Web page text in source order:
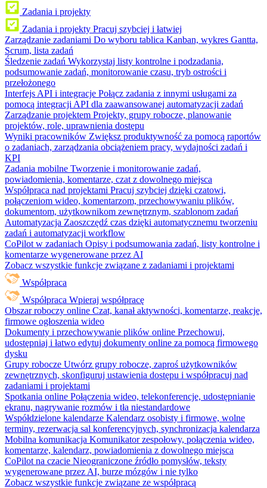
Zadania i projekty
Zadania i projekty Pracuj szybciej i łatwiej
Zarządzanie zadaniami Do wyboru tablica Kanban, wykres Gantta,
Scrum, lista zadań
Śledzenie zadań Wykorzystaj listy kontrolne i podzadania,
podsumowanie zadań, monitorowanie czasu, tryb ostrości i
przełożonego
Interfejs API i integracje Połącz zadania z innymi usługami za
pomocą integracji API dla zaawansowanej automatyzacji zadań
Zarządzanie projektem Projekty, grupy robocze, planowanie
projektów, role, uprawnienia dostępu
Wyniki pracowników Zwiększ produktywność za pomocą raportów
o zadaniach, zarządzania obciążeniem pracy, wydajności zadań i
KPI
Zadania mobilne Tworzenie i monitorowanie zadań,
powiadomienia, komentarze, czat z dowolnego miejsca
Współpraca nad projektami Pracuj szybciej dzięki czatowi,
połączeniom wideo, komentarzom, przechowywaniu plików,
dokumentom, użytkownikom zewnętrznym, szablonom zadań
Automatyzacja Zaoszczędź czas dzięki automatycznemu tworzeniu
zadań i automatyzacji workflow
CoPilot w zadaniach Opisy i podsumowania zadań, listy kontrolne i
komentarze wygenerowane przez AI
Zobacz wszystkie funkcje związane z zadaniami i projektami
Współpraca
Współpraca Wpieraj współpracę
Obszar roboczy online Czat, kanał aktywności, komentarze, reakcje,
firmowe ogłoszenia wideo
Dokumenty i przechowywanie plików online Przechowuj,
udostępniaj i łatwo edytuj dokumenty online za pomocą firmowego
dysku
Grupy robocze Utwórz grupy robocze, zaproś użytkowników
zewnętrznych, skonfiguruj ustawienia dostępu i współpracuj nad
zadaniami i projektami
Spotkania online Połączenia wideo, telekonferencje, udostępnianie
ekranu, nagrywanie rozmów i tła niestandardowe
Współdzielone kalendarze Kalendarz osobisty i firmowe, wolne
terminy, rezerwacja sal konferencyjnych, synchronizacja kalendarza
Mobilna komunikacja Komunikator zespołowy, połączenia wideo,
komentarze, kalendarz, powiadomienia z dowolnego miejsca
CoPilot na czacie Nieograniczone źródło pomysłów, teksty
wygenerowane przez AI, burze mózgów i nie tylko
Zobacz wszystkie funkcje związane ze współpracą